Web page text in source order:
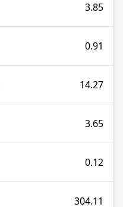
3.85
0.91
14.27
3.65
0.12
304.11